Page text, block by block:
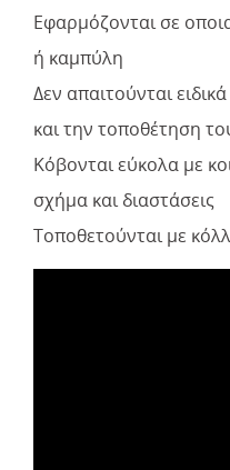
Eφαρμόζονται σε
ή καμπύλη
Δεν απαιτούνται
και την τοποθέτηση
Κόβονται εύκολα με
σχήμα και διαστάσεις
Τοποθετούνται με